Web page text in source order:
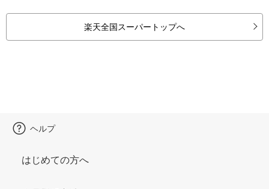
楽天全国スーパートップへ
ヘルプ
はじめての方へ